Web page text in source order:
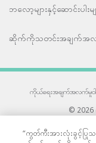
ဘလော့များနှင့်ဆောင်းပါးမျ
ဆိုက်ကိုသတင်းအချက်အ
ကိုယ်ရေးအချက်အလက်မူဝ
© 2026
“ကွတ်ကီးအားလုံးခွင့်ပ